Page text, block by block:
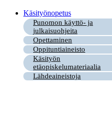
Käsityönopetus
Punomon käyttö- ja
julkaisuohjeita
Opettaminen
Oppituntiaineisto
Käsityön
etäopiskelumateriaalia
Lähdeaineistoja